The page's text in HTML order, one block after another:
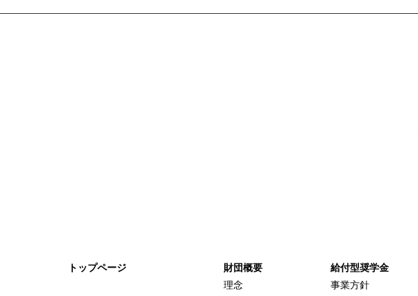
トップページ
財団概要
理念
給付型奨学金
事業方針